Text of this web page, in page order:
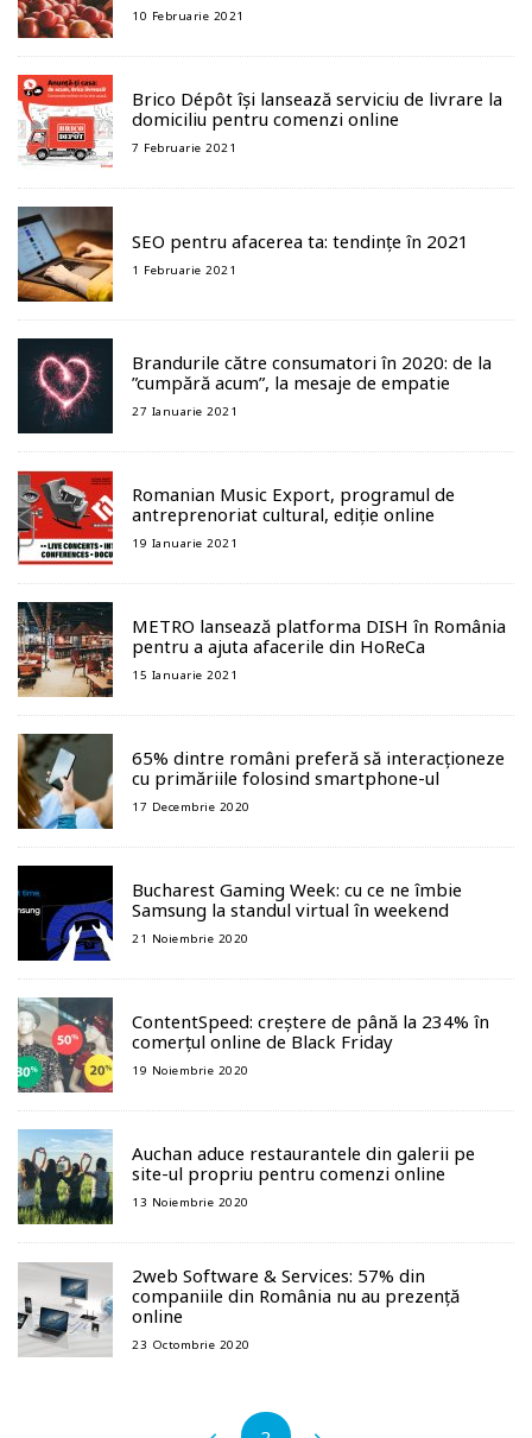
10 Februarie 2021
Brico Dépôt își lansează serviciu de livrare la
domiciliu pentru comenzi online
7 Februarie 2021
SEO pentru afacerea ta: tendințe în 2021
1 Februarie 2021
Brandurile către consumatori în 2020: de la
”cumpără acum”, la mesaje de empatie
27 Ianuarie 2021
Romanian Music Export, programul de
antreprenoriat cultural, ediție online
19 Ianuarie 2021
METRO lansează platforma DISH în România
pentru a ajuta afacerile din HoReCa
15 Ianuarie 2021
65% dintre români preferă să interacționeze
cu primăriile folosind smartphone-ul
17 Decembrie 2020
Bucharest Gaming Week: cu ce ne îmbie
Samsung la standul virtual în weekend
21 Noiembrie 2020
ContentSpeed: creștere de până la 234% în
comerțul online de Black Friday
19 Noiembrie 2020
Auchan aduce restaurantele din galerii pe
site-ul propriu pentru comenzi online
13 Noiembrie 2020
2web Software & Services: 57% din
companiile din România nu au prezență
online
23 Octombrie 2020